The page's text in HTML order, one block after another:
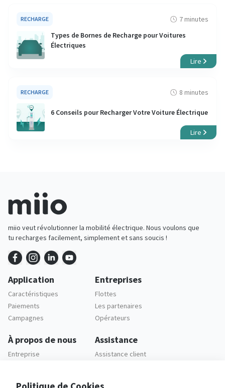
RECHARGE
7 minutes
Types de Bornes de Recharge pour Voitures
Électriques
Lire
RECHARGE 8 minutes
6 Conseils pour Recharger Votre Voiture Électrique
Lire
miio veut révolutionner la mobilité électrique. Nous voulons que
tu recharges facilement, simplement et sans soucis !
Application
Caractéristiques
Paiements
Campagnes
Entreprises
Flottes
Les partenaires
Opérateurs
À propos de nous
Entreprise
Assistance
Assistance client